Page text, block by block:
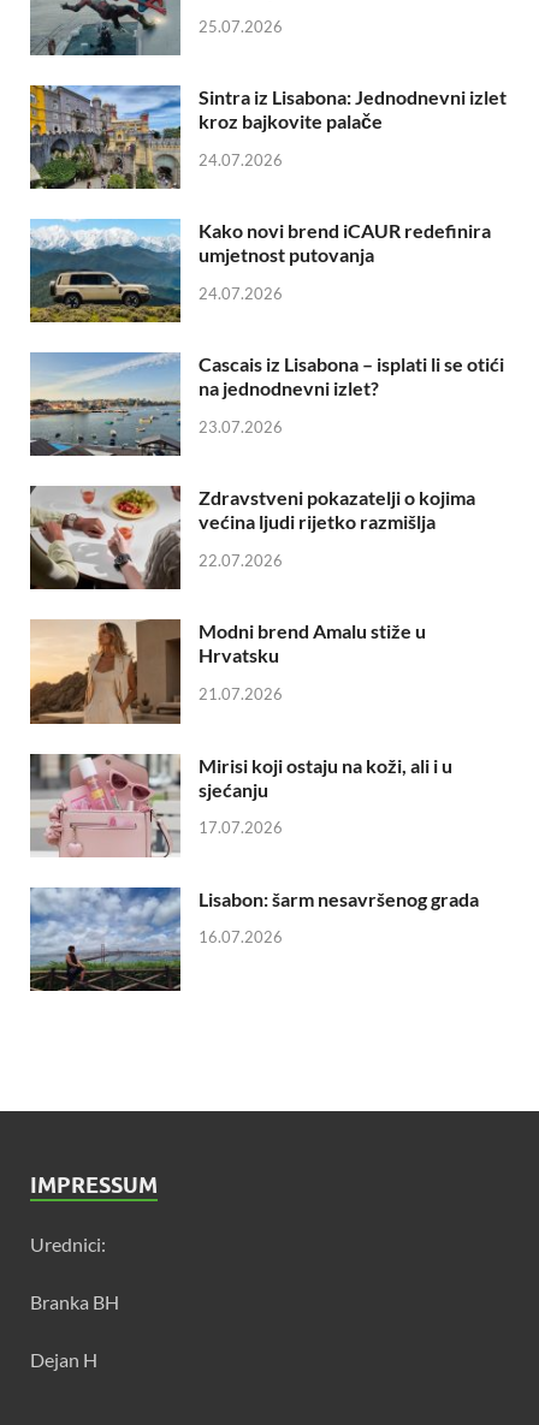
25.07.2026
Sintra iz Lisabona: Jednodnevni izlet
kroz bajkovite palače
24.07.2026
Kako novi brend iCAUR redefinira
umjetnost putovanja
24.07.2026
Cascais iz Lisabona – isplati li se otići
na jednodnevni izlet?
23.07.2026
Zdravstveni pokazatelji o kojima
većina ljudi rijetko razmišlja
22.07.2026
Modni brend Amalu stiže u
Hrvatsku
21.07.2026
Mirisi koji ostaju na koži, ali i u
sjećanju
17.07.2026
Lisabon: šarm nesavršenog grada
16.07.2026
IMPRESSUM
Urednici:
Branka BH
Dejan H